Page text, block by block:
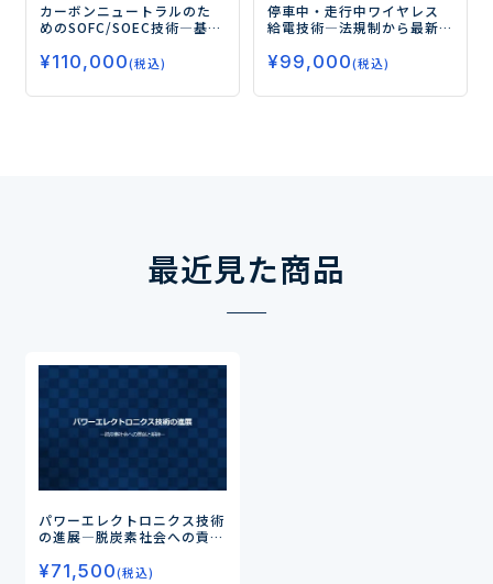
カーボンニュートラルのた
めのSOFC/SOEC技術―基
むシステム応用まで―
¥110,000(税込)
停車中・走行中ワイヤレス
給電技術―法規制から最新
¥99,000(税込)
最近見た商品
パワーエレクトロニクス技術
の進展―脱炭素社会への貢献
¥71,500(税込)